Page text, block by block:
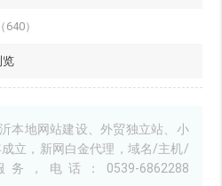
（640）
览
本地网站建设、外贸独立站、小
立，新网白金代理，域名/主机/
，电话：0539-6862288